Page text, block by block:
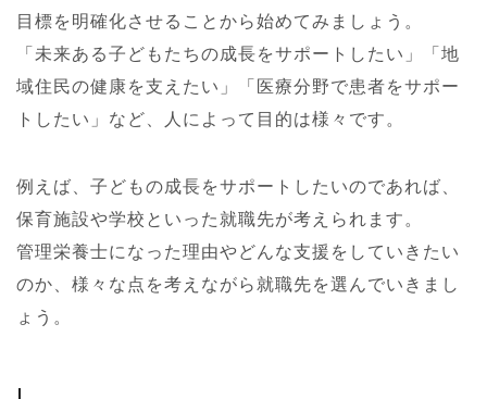
目標を明確化させることから始めてみましょう。
「未来ある子どもたちの成長をサポートしたい」「地
域住民の健康を支えたい」「医療分野で患者をサポー
トしたい」など、人によって目的は様々です。
例えば、子どもの成長をサポートしたいのであれば、
保育施設や学校といった就職先が考えられます。
管理栄養士になった理由やどんな支援をしていきたい
のか、様々な点を考えながら就職先を選んでいきまし
ょう。